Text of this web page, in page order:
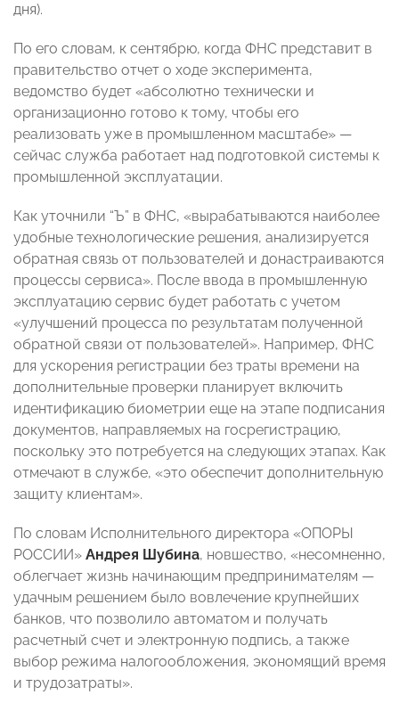
дня).
По его словам, к сентябрю, когда ФНС представит в
правительство отчет о ходе эксперимента,
ведомство будет «абсолютно технически и
организационно готово к тому, чтобы его
реализовать уже в промышленном масштабе» —
сейчас служба работает над подготовкой системы к
промышленной эксплуатации.
Как уточнили “Ъ” в ФНС, «вырабатываются наиболее
удобные технологические решения, анализируется
обратная связь от пользователей и донастраиваются
процессы сервиса». После ввода в промышленную
эксплуатацию сервис будет работать с учетом
«улучшений процесса по результатам полученной
обратной связи от пользователей». Например, ФНС
для ускорения регистрации без траты времени на
дополнительные проверки планирует включить
идентификацию биометрии еще на этапе подписания
документов, направляемых на госрегистрацию,
поскольку это потребуется на следующих этапах. Как
отмечают в службе, «это обеспечит дополнительную
защиту клиентам».
По словам Исполнительного директора «ОПОРЫ
РОССИИ» Андрея Шубина, новшество, «несомненно,
облегчает жизнь начинающим предпринимателям —
удачным решением было вовлечение крупнейших
банков, что позволило автоматом и получать
расчетный счет и электронную подпись, а также
выбор режима налогообложения, экономящий время
и трудозатраты».